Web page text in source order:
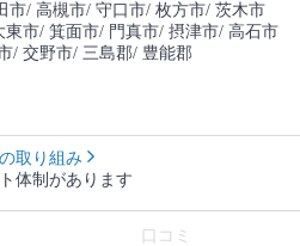
市/ 高槻市/ 守口市/ 枚方市/ 茨木市
東市/ 箕面市/ 門真市/ 摂津市/ 高石市
/ 交野市/ 三島郡/ 豊能郡
取り組み
体制があります
口コミ